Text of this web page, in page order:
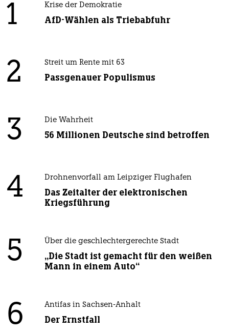
1 Krise der Demokratie
AfD-Wählen als Triebabfuhr
2 Streit um Rente mit 63
Passgenauer Populismus
3 Die Wahrheit
56 Millionen Deutsche sind betroffen
4 Drohnenvorfall am Leipziger Flughafen
Das Zeitalter der elektronischen
Kriegsführung
5 Über die geschlechtergerechte Stadt
„Die Stadt ist gemacht für den weißen
Mann in einem Auto“
6 Antifas in Sachsen-Anhalt
Der Ernstfall